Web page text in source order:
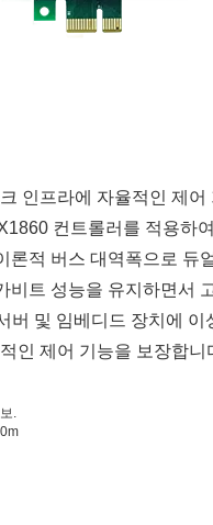
인프라에 자율적인 제
컨트롤러를 적용하
론적 버스 대역폭으로
비트 성능을 유지하면서
버 및 임베디드 장치에
인 제어 기능을 보장합니
.